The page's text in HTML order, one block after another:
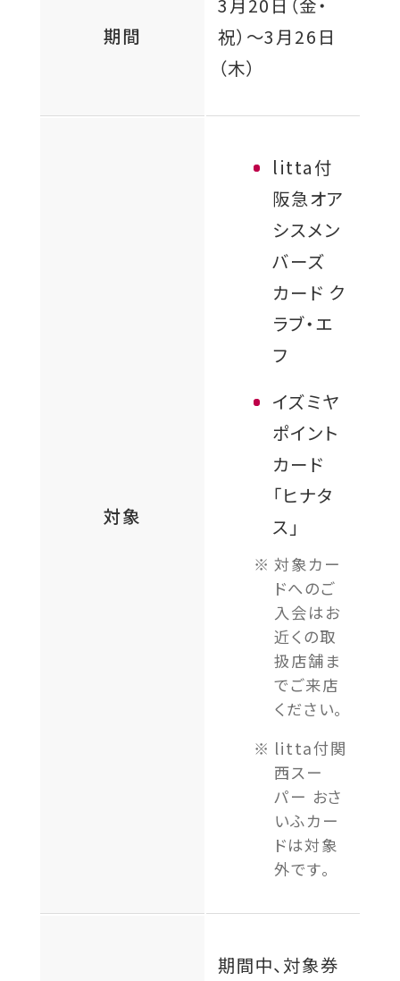
期間
祝） ～3月26日
（木）
対象
litta付
阪急オア
シスメン
バーズ
カード ク
ラブ・エ
フ
イズミヤ
ポイント
カード
「ヒナタ
ス」
対象カー
ドへのご
入会はお
近くの取
扱店舗ま
でご来店
ください。
litta付関
西スー
パー おさ
いふカー
ドは対象
外です。
期間中、対象券